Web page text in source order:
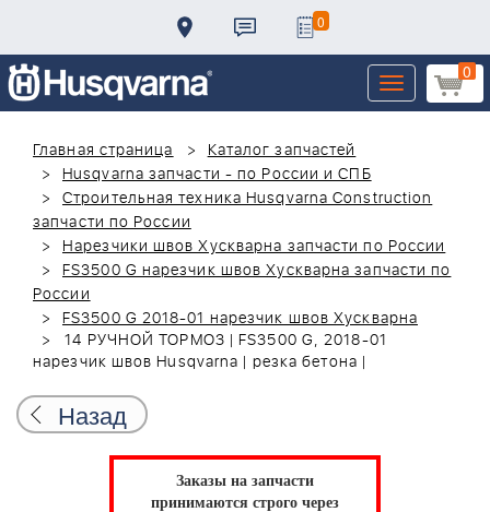
0
0
Toggle
navigation
Главная страница
Каталог запчастей
Husqvarna запчасти - по России и СПБ
Строительная техника Husqvarna Construction
запчасти по России
Нарезчики швов Хускварна запчасти по России
FS3500 G нарезчик швов Хускварна запчасти по
России
FS3500 G 2018-01 нарезчик швов Хускварна
14 РУЧНОЙ ТОРМОЗ | FS3500 G, 2018-01
нарезчик швов Husqvarna | резка бетона |
Назад
Заказы на запчасти
принимаются строго через